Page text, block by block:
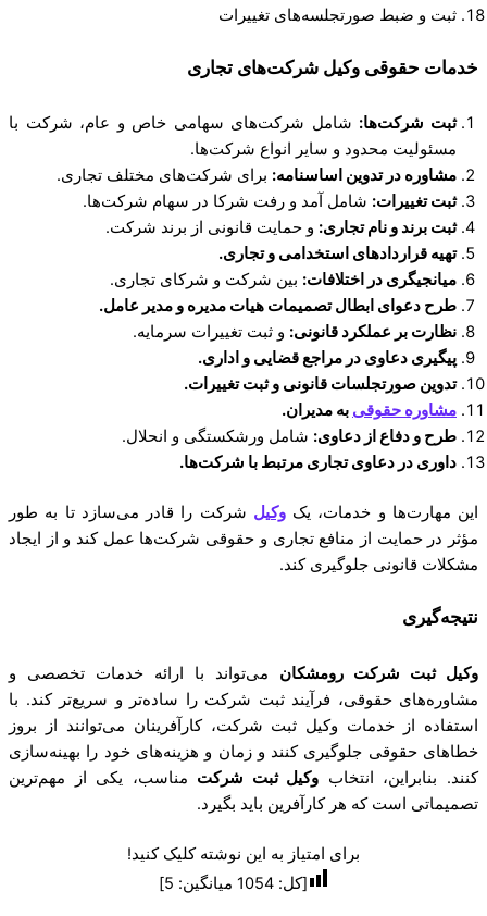
ثبت و ضبط صورتجلسه‌های تغییرات
خدمات حقوقی وکیل شرکت‌های تجاری
ثبت شرکت‌ها: شامل شرکت‌های سهامی خاص و عام، شرکت با
مسئولیت محدود و سایر انواع شرکت‌ها.
مشاوره در تدوین اساسنامه: برای شرکت‌های مختلف تجاری.
ثبت تغییرات: شامل آمد و رفت شرکا در سهام شرکت‌ها.
ثبت برند و نام تجاری: و حمایت قانونی از برند شرکت.
تهیه قراردادهای استخدامی و تجاری.
میانجیگری در اختلافات: بین شرکت و شرکای تجاری.
طرح دعوای ابطال تصمیمات هیات مدیره و مدیر عامل.
نظارت بر عملکرد قانونی: و ثبت تغییرات سرمایه.
پیگیری دعاوی در مراجع قضایی و اداری.
تدوین صورتجلسات قانونی و ثبت تغییرات.
مشاوره حقوقی به مدیران.
طرح و دفاع از دعاوی: شامل ورشکستگی و انحلال.
داوری در دعاوی تجاری مرتبط با شرکت‌ها.
این مهارت‌ها و خدمات، یکوکیل شرکت را قادر می‌سازد تا به طور
مؤثر در حمایت از منافع تجاری و حقوقی شرکت‌ها عمل کند و از ایجاد
مشکلات قانونی جلوگیری کند.
نتیجه‌گیری
وکیل ثبت شرکت رومشکان می‌تواند با ارائه خدمات تخصصی و
مشاوره‌های حقوقی، فرآیند ثبت شرکت را ساده‌تر و سریع‌تر کند. با
استفاده از خدمات وکیل ثبت شرکت، کارآفرینان می‌توانند از بروز
خطاهای حقوقی جلوگیری کنند و زمان و هزینه‌های خود را بهینه‌سازی
کنند. بنابراین، انتخاب وکیل ثبت شرکت مناسب، یکی از مهم‌ترین
تصمیماتی است که هر کارآفرین باید بگیرد.
برای امتیاز به این نوشته کلیک کنید!
[کل:1054 میانگین: 5
]